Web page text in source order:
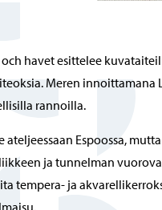
havet esittelee
Meren
rannoilla.
Espoossa,
ja tunnelman
tempera- ja